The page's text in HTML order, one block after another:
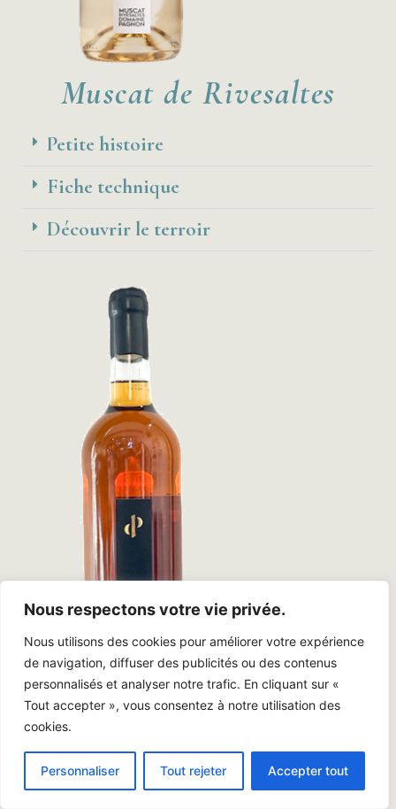
Nous respectons votre vie privée.
Nous utilisons des cookies pour améliorer votre expérience
de navigation, diffuser des publicités ou des contenus
personnalisés et analyser notre trafic. En cliquant sur «
Tout accepter », vous consentez à notre utilisation des
cookies.
Personnaliser Tout rejeter Accepter tout
Muscat de Rivesaltes
Petite histoire
Fiche technique
Découvrir le terroir
Rivesaltes Ambré